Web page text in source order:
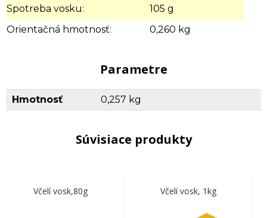
Spotreba vosku:
105 g
Orientačná hmotnosť:
0,260 kg
Parametre
Hmotnosť 0,257 kg
Súvisiace produkty
Včelí vosk,80g Včelí vosk, 1kg